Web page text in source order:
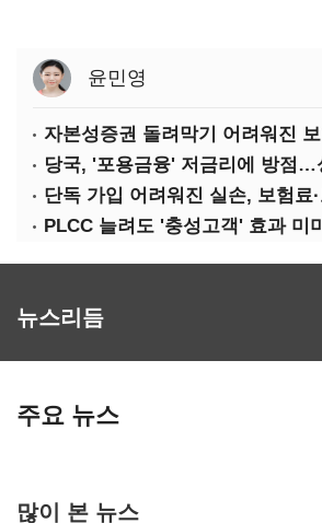
윤민영
PLCC 늘려도 '충성고객' 효과 미미
뉴스리듬
주요 뉴스
많이 본 뉴스